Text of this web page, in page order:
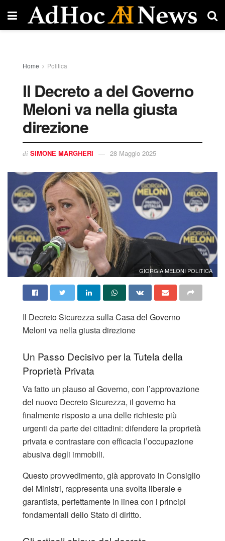
Home Politica
Il Decreto a del Governo
Meloni va nella giusta
direzione
di SIMONE MARGHERI 28 Maggio 2025
GIORGIA MELONI POLITICA
Il Decreto Sicurezza sulla Casa del Governo
Meloni va nella giusta direzione
Un Passo Decisivo per la Tutela della
Proprietà Privata
Va fatto un plauso al Governo, con l’approvazione
del nuovo Decreto Sicurezza, il governo ha
finalmente risposto a una delle richieste più
urgenti da parte dei cittadini: difendere la proprietà
privata e contrastare con efficacia l’occupazione
abusiva degli immobili.
Questo provvedimento, già approvato in Consiglio
dei Ministri, rappresenta una svolta liberale e
garantista, perfettamente in linea con i principi
fondamentali dello Stato di diritto.